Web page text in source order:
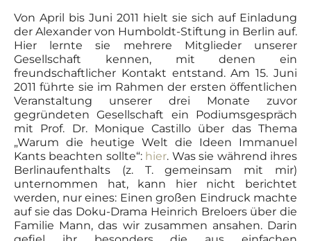
Von April bis Juni 2011 hielt sie sich auf Einladung
der Alexander von Humboldt-Stiftung in Berlin auf.
Hier lernte sie mehrere Mitglieder unserer
Gesellschaft kennen, mit denen ein
freundschaftlicher Kontakt entstand. Am 15. Juni
2011 führte sie im Rahmen der ersten öffentlichen
Veranstaltung unserer drei Monate zuvor
gegründeten Gesellschaft ein Podiumsgespräch
mit Prof. Dr. Monique Castillo über das Thema
„Warum die heutige Welt die Ideen Immanuel
Kants beachten sollte“: hier. Was sie während ihres
Berlinaufenthalts (z. T. gemeinsam mit mir)
unternommen hat, kann hier nicht berichtet
werden, nur eines: Einen großen Eindruck machte
auf sie das Doku-Drama Heinrich Breloers über die
Familie Mann, das wir zusammen ansahen. Darin